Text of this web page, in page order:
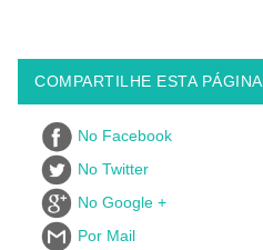
COMPARTILHE ESTA PÁGINA
No Facebook
No Twitter
No Google +
Por Mail